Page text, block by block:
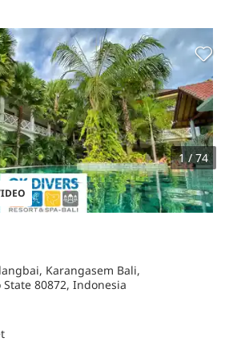
1 / 74
Karangasem Bali,
State 80872, Indonesia